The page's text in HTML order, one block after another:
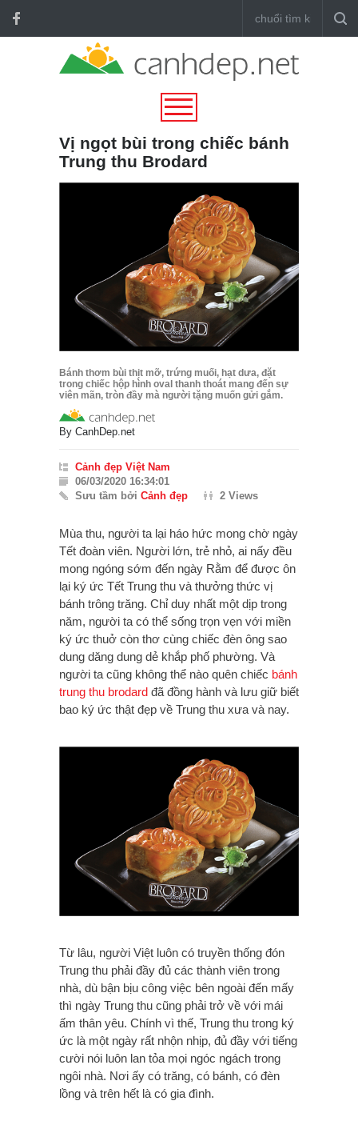
Vị ngọt bùi trong chiếc bánh
Trung thu Brodard
Bánh thơm bùi thịt mỡ, trứng muối, hạt dưa, đặt
trong chiếc hộp hình oval thanh thoát mang đến sự
viên mãn, tròn đầy mà người tặng muốn gửi gắm.
By CanhDep.net
Cảnh đẹp Việt Nam
06/03/2020 16:34:01
Sưu tầm bởi Cảnh đẹp 2 Views
Mùa thu, người ta lại háo hức mong chờ ngày
Tết đoàn viên. Người lớn, trẻ nhỏ, ai nấy đều
mong ngóng sớm đến ngày Rằm để được ôn
lại ký ức Tết Trung thu và thưởng thức vị
bánh trông trăng. Chỉ duy nhất một dịp trong
năm, người ta có thể sống trọn vẹn với miền
ký ức thuở còn thơ cùng chiếc đèn ông sao
dung dăng dung dẻ khắp phố phường. Và
người ta cũng không thể nào quên chiếc bánh
trung thu brodard đã đồng hành và lưu giữ biết
bao ký ức thật đẹp về Trung thu xưa và nay.
Từ lâu, người Việt luôn có truyền thống đón
Trung thu phải đầy đủ các thành viên trong
nhà, dù bận bịu công việc bên ngoài đến mấy
thì ngày Trung thu cũng phải trở về với mái
ấm thân yêu. Chính vì thế, Trung thu trong ký
ức là một ngày rất nhộn nhịp, đủ đầy với tiếng
cười nói luôn lan tỏa mọi ngóc ngách trong
ngôi nhà. Nơi ấy có trăng, có bánh, có đèn
lồng và trên hết là có gia đình.